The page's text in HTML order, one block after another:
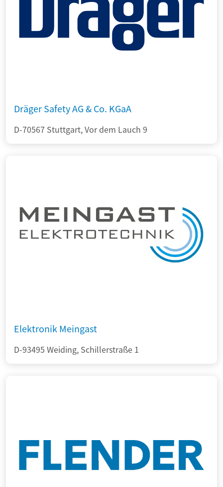
Dräger Safety AG & Co. KGaA
D-70567 Stuttgart, Vor dem Lauch 9
Elektronik Meingast
D-93495 Weiding, Schillerstraße 1